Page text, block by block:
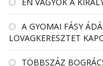
A GYOMAI FÁSY
LOVAGKERESZTET
TÖBBSZÁZ